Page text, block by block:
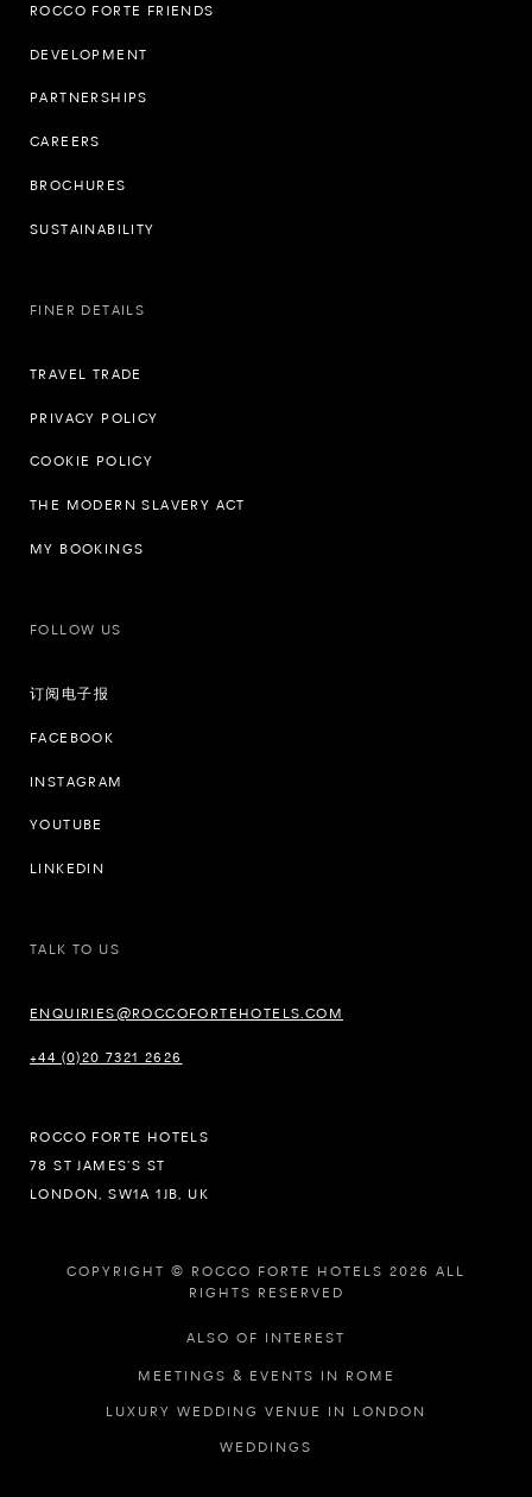
ROCCO FORTE FRIENDS
DEVELOPMENT
PARTNERSHIPS
CAREERS
BROCHURES
SUSTAINABILITY
FINER DETAILS
TRAVEL TRADE
PRIVACY POLICY
COOKIE POLICY
THE MODERN SLAVERY ACT
MY BOOKINGS
FOLLOW US
订阅电子报
FACEBOOK
INSTAGRAM
YOUTUBE
LINKEDIN
TALK TO US
ENQUIRIES@ROCCOFORTEHOTELS.COM
+44 (0)20 7321 2626
ROCCO FORTE HOTELS
78 ST JAMES’S ST
LONDON, SW1A 1JB, UK
COPYRIGHT © ROCCO FORTE HOTELS 2026 ALL
RIGHTS RESERVED
ALSO OF INTEREST
MEETINGS & EVENTS IN ROME
LUXURY WEDDING VENUE IN LONDON
WEDDINGS